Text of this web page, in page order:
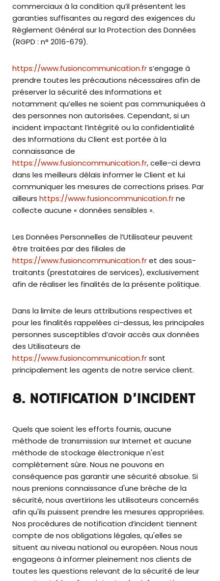
commerciaux à la condition qu’il présentent les
garanties suffisantes au regard des exigences du
Règlement Général sur la Protection des Données
(RGPD : n° 2016-679).
https://www.fusioncommunication.frs’engage à
prendre toutes les précautions nécessaires afin de
préserver la sécurité des Informations et
notamment qu’elles ne soient pas communiquées à
des personnes non autorisées. Cependant, si un
incident impactant l’intégrité ou la confidentialité
des Informations du Client est portée à la
connaissance de
https://www.fusioncommunication.fr, celle-ci devra
dans les meilleurs délais informer le Client et lui
communiquer les mesures de corrections prises. Par
ailleurs https://www.fusioncommunication.frne
collecte aucune « données sensibles ».
Les Données Personnelles de l’Utilisateur peuvent
être traitées par des filiales de
https://www.fusioncommunication.fret des sous-
traitants (prestataires de services), exclusivement
afin de réaliser les finalités de la présente politique.
Dans la limite de leurs attributions respectives et
pour les finalités rappelées ci-dessus, les principales
personnes susceptibles d’avoir accès aux données
des Utilisateurs de
https://www.fusioncommunication.frsont
principalement les agents de notre service client.
8. NOTIFICATION D’INCIDENT
Quels que soient les efforts fournis, aucune
méthode de transmission sur Internet et aucune
méthode de stockage électronique n'est
complètement sûre. Nous ne pouvons en
conséquence pas garantir une sécurité absolue. Si
nous prenions connaissance d'une brèche de la
sécurité, nous avertirions les utilisateurs concernés
afin qu'ils puissent prendre les mesures appropriées.
Nos procédures de notification d’incident tiennent
compte de nos obligations légales, qu'elles se
situent au niveau national ou européen. Nous nous
engageons à informer pleinement nos clients de
toutes les questions relevant de la sécurité de leur